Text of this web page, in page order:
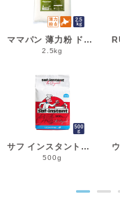
ママパン 薄力粉 ドルチェ 2.5kg 菓子用小麦粉 北海道産 江別製粉 国産小麦粉_シフォンケーキ スポンジケーキ パウンドケーキ クッキー
2.5kg
サフ インスタント・ドライイースト赤 500g 乾燥酵母 低糖用 LESAFFRE ルサッフル__
500g
● ●